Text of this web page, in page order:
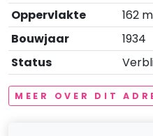
Oppervlakte
162
Bouwjaar
1934
Status
MEER OVER DIT